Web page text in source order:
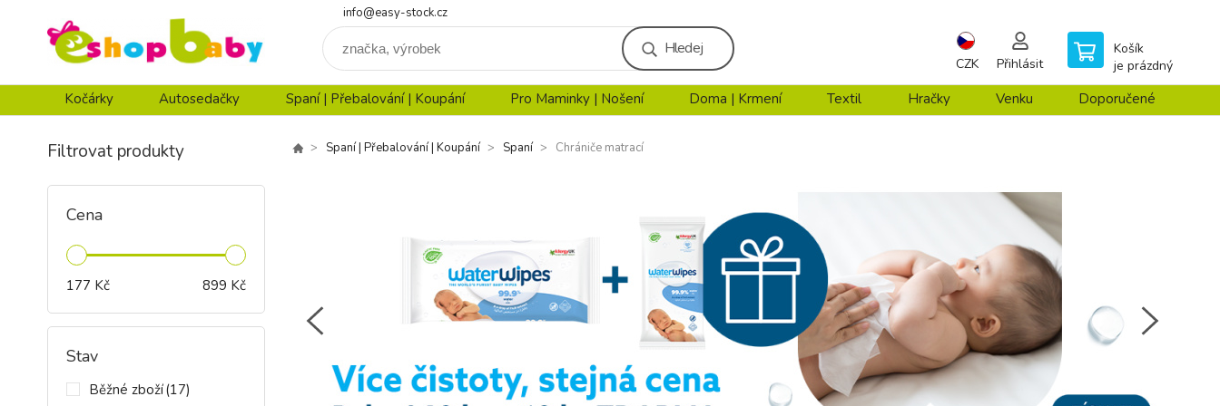
info@easy-stock.cz
Hledej
CZK Přihlásit
Košík
je prázdný
Kočárky Autosedačky Spaní | Přebalování | Koupání Pro Maminky | Nošení Doma | Krmení Textil Hračky Venku Doporučené
Filtrovat produkty
Cena
177 Kč 899 Kč
Stav
Běžné zboží(17)
Spaní | Přebalování | Koupání Spaní Chrániče matrací